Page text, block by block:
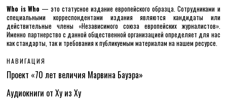
Who is Who — это статусное издание европейского образца. Сотрудниками и
специальными корреспондентами издания являются кандидаты или
действительные члены «Независимого союза европейских журналистов».
Именно партнерство с данной общественной организацией определяет для нас
как стандарты, так и требования к публикуемым материалам на нашем ресурсе.
НАВИГАЦИЯ
Проект «70 лет величия Марвина Бауэра»
Аудиокниги от Ху из Ху